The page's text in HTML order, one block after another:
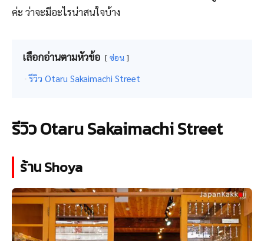
ค่ะ ว่าจะมีอะไรน่าสนใจบ้าง
เลือกอ่านตามหัวข้อ ซ่อน
รีวิว Otaru Sakaimachi Street
รีวิว Otaru Sakaimachi Street
ร้าน Shoya